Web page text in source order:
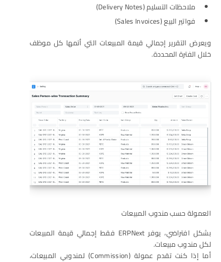
ملاحظات التسليم (Delivery Notes)
فواتير البيع (Sales Invoices)
ويعرض التقرير إجمالي قيمة المبيعات التي أتمها كل موظف
خلال الفترة المحددة.
العمولة حسب مندوب المبيعات
بشكل افتراضي، يوفر ERPNext فقط إجمالي قيمة المبيعات
لكل مندوب مبيعات.
أما إذا كنت تقدم عمولة (Commission) لمندوبي المبيعات،